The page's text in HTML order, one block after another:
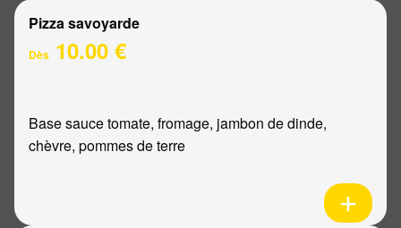
Pizza savoyarde
Dès 10.00 €
Base sauce tomate, fromage, jambon de dinde,
chèvre, pommes de terre